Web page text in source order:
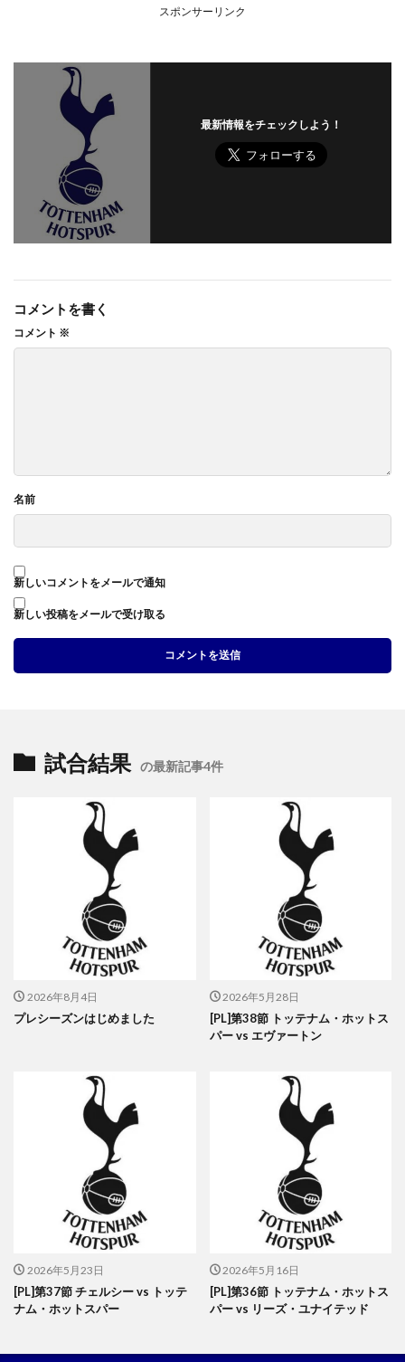
スポンサーリンク
最新情報をチェックしよう！
コメントを書く
コメント ※
名前
新しいコメントをメールで通知
新しい投稿をメールで受け取る
試合結果 の最新記事4件
2026年8月4日
プレシーズンはじめました
2026年5月28日
[PL]第38節 トッテナム・ホットス
パー vs エヴァートン
2026年5月23日
[PL]第37節 チェルシー vs トッテ
ナム・ホットスパー
2026年5月16日
[PL]第36節 トッテナム・ホットス
パー vs リーズ・ユナイテッド